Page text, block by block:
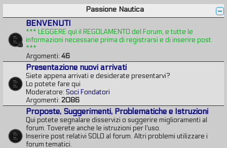
Passione Nautica
BENVENUTI
*** LEGGERE quì il REGOLAMENTO del Forum, e tutte le
informazioni necessarie prima di registrarsi e di inserire post.
***
Argomenti: 46
Presentazione nuovi arrivati
Siete appena arrivati e desiderate presentarvi?
Lo potete fare qui
Moderatore: Soci Fondatori
Argomenti: 2086
Proposte, Suggerimenti, Problematiche e Istruzioni
Qui potete segnalare disservizi o suggerire miglioramenti al
forum. Toverete anche le istruzioni per l'uso.
Inserire post relativi SOLO al forum. Altri problemi utilizzare i
forum tematici.